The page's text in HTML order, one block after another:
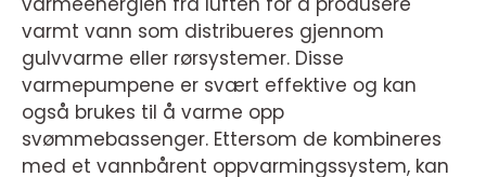
varmt vann som distribueres gjennom
gulvvarme eller rørsystemer. Disse
varmepumpene er svært effektive og kan
også brukes til å varme opp
svømmebassenger. Ettersom de kombineres
med et vannbårent oppvarmingssystem, kan